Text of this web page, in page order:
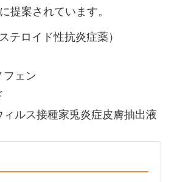
提案されています。
テロイド性抗炎症薬）
フェン
ィルス接種家兎炎症皮膚抽出液